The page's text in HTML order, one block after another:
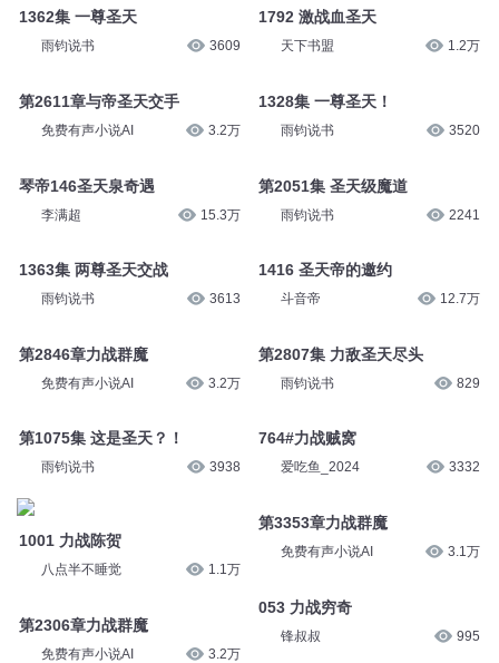
1362集 一尊圣天
雨钧说书 3609
第2611章与帝圣天交手
免费有声小说AI 3.2万
琴帝146圣天泉奇遇
李满超 15.3万
1363集 两尊圣天交战
雨钧说书 3613
第2846章力战群魔
免费有声小说AI 3.2万
第1075集 这是圣天？！
雨钧说书 3938
1001 力战陈贺
八点半不睡觉 1.1万
第2306章力战群魔
免费有声小说AI 3.2万
1792 激战血圣天
天下书盟 1.2万
1328集 一尊圣天！
雨钧说书 3520
第2051集 圣天级魔道
雨钧说书 2241
1416 圣天帝的邀约
斗音帝 12.7万
第2807集 力敌圣天尽头
雨钧说书 829
764#力战贼窝
爱吃鱼_2024 3332
第3353章力战群魔
免费有声小说AI 3.1万
053 力战穷奇
锋叔叔 995